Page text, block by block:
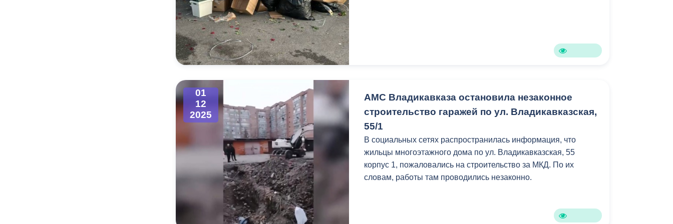
01
12
2025
АМС Владикавказа остановила незаконное
строительство гаражей по ул. Владикавказская,
55/1
В социальных сетях распространилась информация, что
жильцы многоэтажного дома по ул. Владикавказская, 55
корпус 1, пожаловались на строительство за МКД. По их
словам, работы там проводились незаконно.